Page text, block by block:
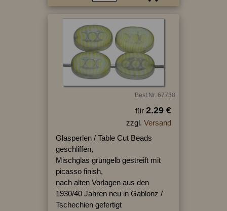
Best.Nr.:67738
für 2.29 €
zzgl. Versand
Glasperlen / Table Cut Beads
geschliffen,
Mischglas grüngelb gestreift mit
picasso finish,
nach alten Vorlagen aus den
1930/40 Jahren neu in Gablonz /
Tschechien gefertigt